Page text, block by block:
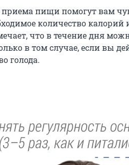
пищи помогут вам
количество калорий
что в течение дня
в том случае, если вы
голода.